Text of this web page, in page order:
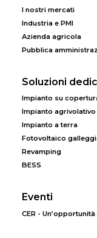
I nostri mercati
Industria e PMI
Azienda agricola
Pubblica
Soluzioni
Impianto su
Impianto agrivolativo
Impianto a terra
Fotovoltaico
Revamping
BESS
Eventi
CER -